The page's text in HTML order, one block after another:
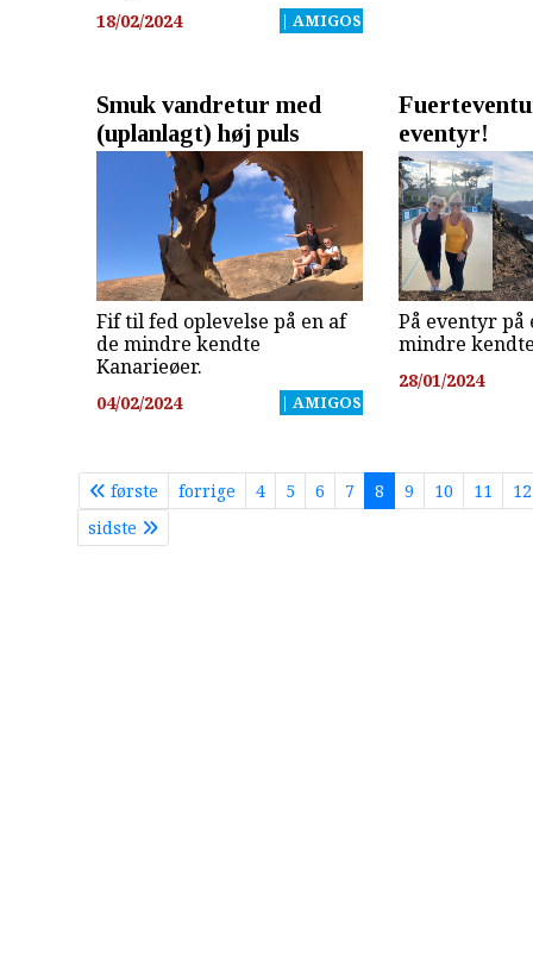
18/02/2024 | AMIGOS
Smuk vandretur med
(uplanlagt) høj puls
Fif til fed oplevelse på en af
de mindre kendte
Kanarieøer.
04/02/2024 | AMIGOS
eventyr!
På eventyr på
mindre
28/01/2024
første forrige 4 5 6 7 8 9 10 11
12
sidste